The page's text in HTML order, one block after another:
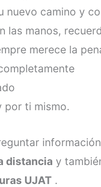
nuevo camino y
las manos,
merece la
por ti mismo.
distancia y
UJAT .